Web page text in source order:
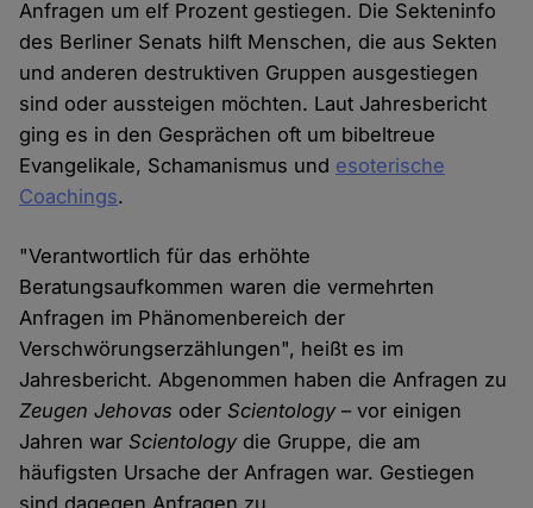
Anfragen um elf Prozent gestiegen. Die Sekteninfo
des Berliner Senats hilft Menschen, die aus Sekten
und anderen destruktiven Gruppen ausgestiegen
sind oder aussteigen möchten. Laut Jahresbericht
ging es in den Gesprächen oft um bibeltreue
Evangelikale, Schamanismus und esoterische
Coachings.
"Verantwortlich für das erhöhte
Beratungsaufkommen waren die vermehrten
Anfragen im Phänomenbereich der
Verschwörungserzählungen", heißt es im
Jahresbericht. Abgenommen haben die Anfragen zu
Zeugen Jehovas oderScientology– vor einigen
Jahren warScientologydie Gruppe, die am
häufigsten Ursache der Anfragen war. Gestiegen